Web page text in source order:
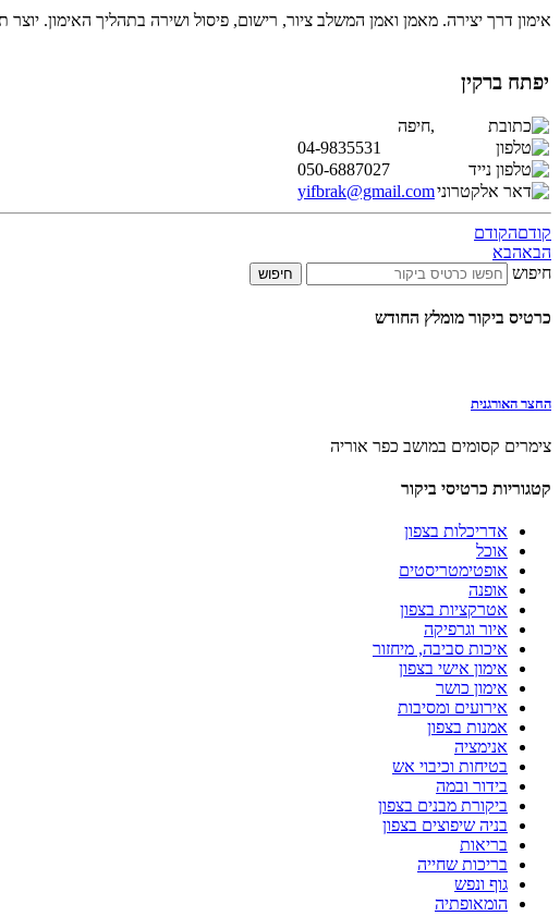
אימון דרך יצירה. מאמן ואמן המשלב ציור, רישום, פיסול ושירה בתהליך האימון.
יפתח ברקין
,חיפה
04-9835531
050-6887027
yifbrak@gmail.com
קודםהקודם
הבאהבא
חיפוש
חיפוש
כרטיס ביקור מומלץ החודש
החצר האורגנית
צימרים קסומים במושב כפר אוריה
קטגוריות כרטיסי ביקור
אדריכלות בצפון
אוכל
אופטימטריסטים
אופנה
אטרקציות בצפון
איור וגרפיקה
איכות סביבה, מיחזור
אימון אישי בצפון
אימון כושר
אירועים ומסיבות
אמנות בצפון
אנימציה
בטיחות וכיבוי אש
בידור ובמה
ביקורת מבנים בצפון
בניה שיפוצים בצפון
בריאות
בריכות שחייה
גוף ונפש
הומאופתיה